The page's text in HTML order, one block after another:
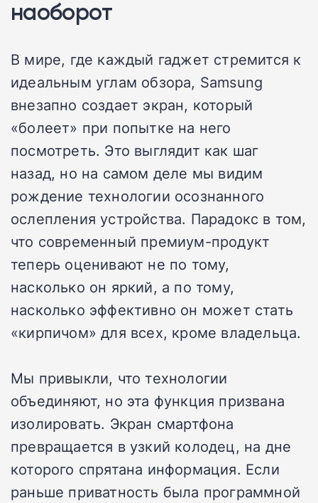
наоборот
В мире, где каждый гаджет стремится к
идеальным углам обзора, Samsung
внезапно создает экран, который
«болеет» при попытке на него
посмотреть. Это выглядит как шаг
назад, но на самом деле мы видим
рождение технологии осознанного
ослепления устройства. Парадокс в том,
что современный премиум-продукт
теперь оценивают не по тому,
насколько он яркий, а по тому,
насколько эффективно он может стать
«кирпичом» для всех, кроме владельца.
Мы привыкли, что технологии
объединяют, но эта функция призвана
изолировать. Экран смартфона
превращается в узкий колодец, на дне
которого спрятана информация. Если
раньше приватность была программной